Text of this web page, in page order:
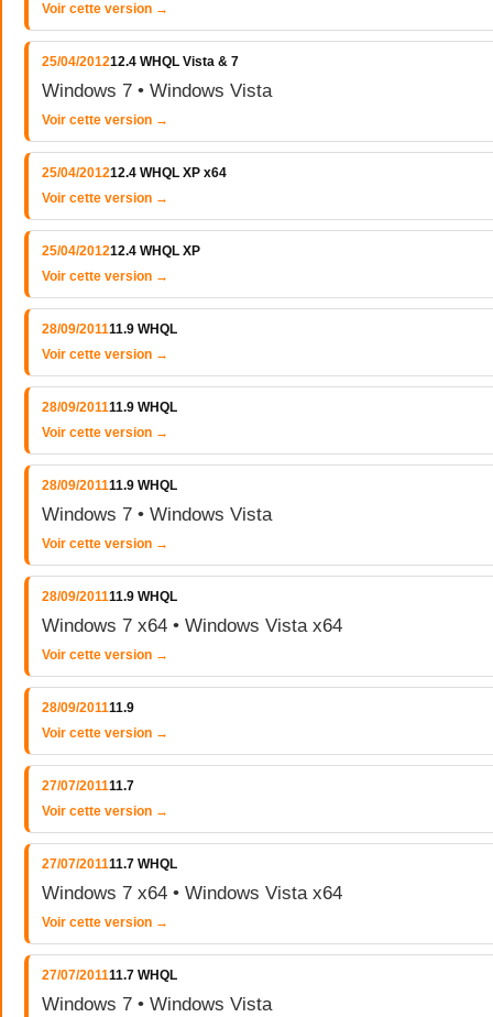
Voir cette version →
25/04/201212.4 WHQL Vista & 7
Windows 7 • Windows Vista
Voir cette version →
25/04/201212.4 WHQL XP x64
Voir cette version →
25/04/201212.4 WHQL XP
Voir cette version →
28/09/201111.9 WHQL
Voir cette version →
28/09/201111.9 WHQL
Voir cette version →
28/09/201111.9 WHQL
Windows 7 • Windows Vista
Voir cette version →
28/09/201111.9 WHQL
Windows 7 x64 • Windows Vista x64
Voir cette version →
28/09/201111.9
Voir cette version →
27/07/201111.7
Voir cette version →
27/07/201111.7 WHQL
Windows 7 x64 • Windows Vista x64
Voir cette version →
27/07/201111.7 WHQL
Windows 7 • Windows Vista